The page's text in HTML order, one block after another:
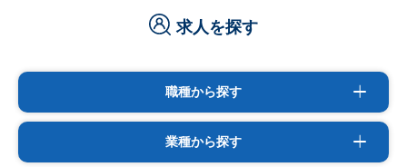
求人を探す
職種から探す
業種から探す